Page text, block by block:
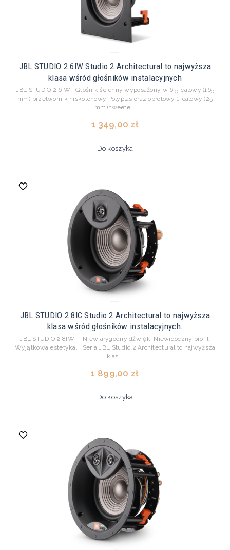
JBL STUDIO 2 6IW Studio 2 Architectural to najwyższa
klasa wśród głośników instalacyjnych
JBL STUDIO 2 6IW Głośnik ścienny wyposażony w 6,5-calowy (165
mm) przetwornik niskotonowy Polyplas oraz obrotowy 1-calowy (25
mm) tweete...
1 349,00 zł
Do koszyka
JBL STUDIO 2 8IC Studio 2 Architectural to najwyższa
klasa wśród głośników instalacyjnych.
JBL STUDIO 2 8IW Niewiarygodny dźwięk. Niewidoczny profil.
Wyjątkowa estetyka. Seria JBL Studio 2 Architectural to najwyższa
klas...
1 899,00 zł
Do koszyka